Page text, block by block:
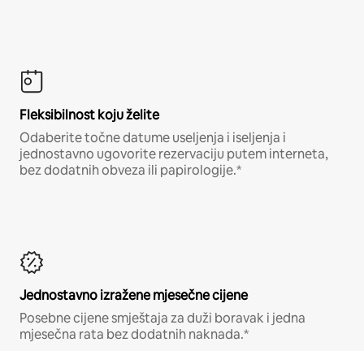
Fleksibilnost koju želite
Odaberite točne datume useljenja i iseljenja i
jednostavno ugovorite rezervaciju putem interneta,
bez dodatnih obveza ili papirologije.*
Jednostavno izražene mjesečne cijene
Posebne cijene smještaja za duži boravak i jedna
mjesečna rata bez dodatnih naknada.*